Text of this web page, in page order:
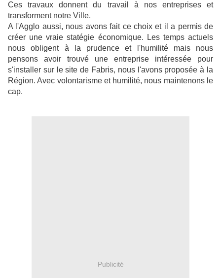
Ces travaux donnent du travail à nos entreprises et
transforment notre Ville.
A l'Agglo aussi, nous avons fait ce choix et il a permis de
créer une vraie statégie économique. Les temps actuels
nous obligent à la prudence et l'humilité mais nous
pensons avoir trouvé une entreprise intéressée pour
s'installer sur le site de Fabris, nous l'avons proposée à la
Région. Avec volontarisme et humilité, nous maintenons le
cap.
Publicité